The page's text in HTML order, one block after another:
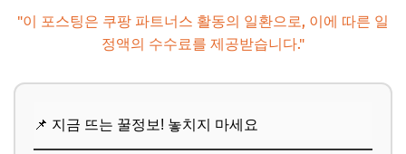
"이 포스팅은 쿠팡 파트너스 활동의 일환으로, 이에 따른 일
정액의 수수료를 제공받습니다."
📌 지금 뜨는 꿀정보! 놓치지 마세요